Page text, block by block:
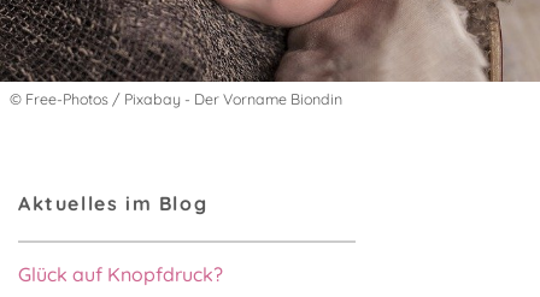
© Free-Photos / Pixabay - Der Vorname Biondin
Aktuelles im Blog
Glück auf Knopfdruck?